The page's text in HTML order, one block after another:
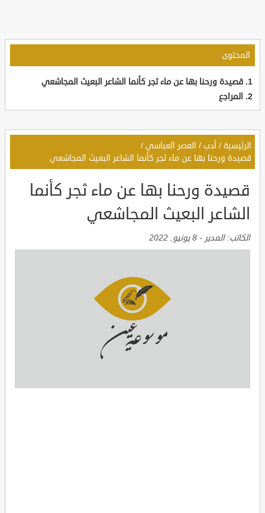
المحتوى
قصيدة ورحنا بها عن ماء ثجر كأنما الشاعر البعيث المجاشعي
المراجع
الرئيسية / أدب / العصر العباسي /
قصيدة ورحنا بها عن ماء ثجر كأنما الشاعر البعيث المجاشعي
قصيدة ورحنا بها عن ماء ثجر كأنما
الشاعر البعيث المجاشعي
الكاتب:المدير - 8 يونيو, 2022